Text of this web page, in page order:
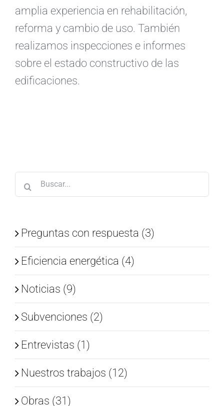
amplia experiencia en rehabilitación,
reforma y cambio de uso. También
realizamos inspecciones e informes
sobre el estado constructivo de las
edificaciones.
Buscar:
Preguntas con respuesta (3)
Eficiencia energética (4)
Noticias (9)
Subvenciones (2)
Entrevistas (1)
Nuestros trabajos (12)
Obras (31)